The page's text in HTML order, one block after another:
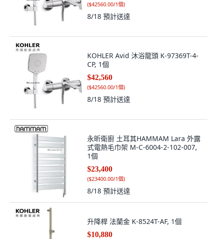
($42560.00/1個)
8/18 預計送達
KOHLER Avid 沐浴龍頭 K-97369T-4-
CP, 1個
$42,560
($42560.00/1個)
8/18 預計送達
永昕衛廚 土耳其HAMMAM Lara 外露
式電熱毛巾架 M-C-6004-2-102-007,
1個
$23,400
($23400.00/1個)
8/18 預計送達
升降桿 法蘭金 K-8524T-AF, 1個
$10,880